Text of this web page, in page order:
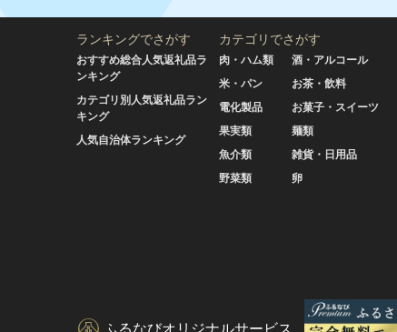
ランキングでさがす
おすすめ総合人気返礼品ラ
ンキング
カテゴリ別人気返礼品ラン
キング
人気自治体ランキング
カテゴリでさがす
肉・ハム類
米・パン
電化製品
果実類
魚介類
野菜類
酒・アルコール
お茶・飲料
お菓子・スイーツ
麺類
雑貨・日用品
卵